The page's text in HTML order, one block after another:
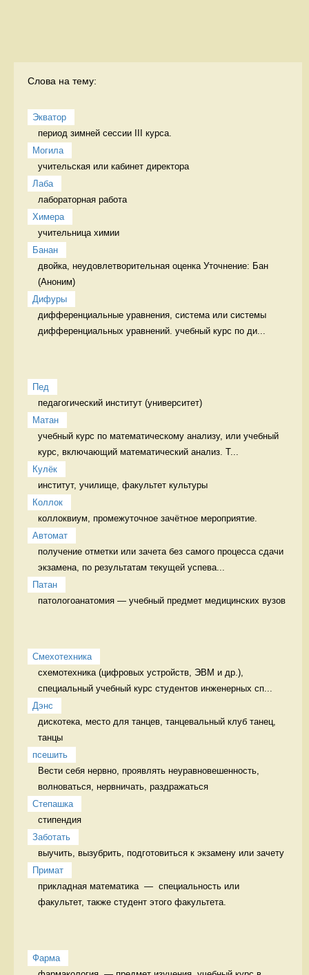
Слова на тему:
Экватор
период зимней сессии III курса.
Могила
учительская или кабинет директора
Лаба
лабораторная работа
Химера
учительница химии
Банан
двойка, неудовлетворительная оценка Уточнение: Бан
Дифуры
дифференциальные уравнения, система или системы
дифференциальных уравнений. учебный курс по ди...
Пед
педагогический институт (университет)
Матан
учебный курс по математическому анализу, или учебный
курс, включающий математический анализ. Т...
Кулёк
институт, училище, факультет культуры
Коллок
коллоквиум, промежуточное зачётное мероприятие.
Автомат
получение отметки или зачета без самого процесса сдачи
экзамена, по результатам текущей успева...
Патан
Смехотехника
cхемотехника (цифровых устройств, ЭВМ и др.),
специальный учебный курс студентов инженерных сп...
Дэнс
дискотека, место для танцев, танцевальный клуб танец,
танцы
псешить
Вести себя нервно, проявлять неуравновешенность,
волноваться, нервничать, раздражаться
Степашка
стипендия
Заботать
Примат
прикладная математика  —  специальность или
факультет, также студент этого факультета.
Фарма